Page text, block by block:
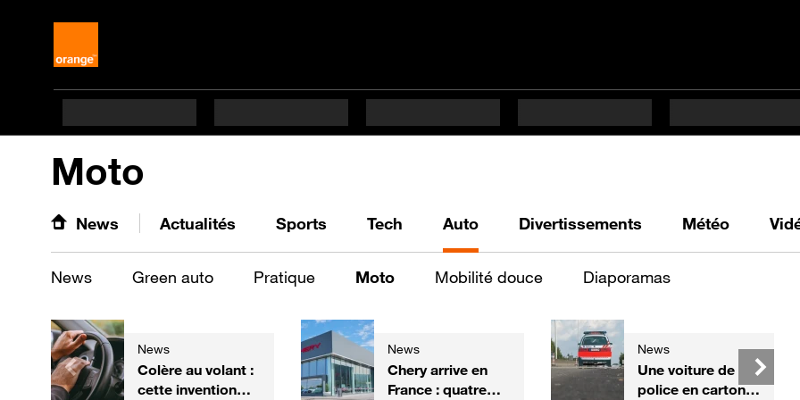
Moto
News Actualités Sports Tech Auto Divertissements Météo
News Green auto Pratique Moto Mobilité douce Diaporamas
News
Colère au volant :
cette invention
News
Chery arrive en
France : quatre
News
Une voiture de
police en carton,